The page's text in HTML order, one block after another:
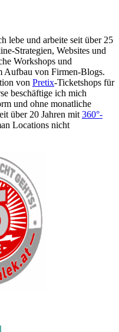
lebe und arbeite seit über 25
Strategien, Websites und
Workshops und
Aufbau von Firmen-Blogs.
von Pretix-Ticketshops für
beschäftige ich mich
und ohne monatliche
über 20 Jahren mit 360°-
Locations nicht